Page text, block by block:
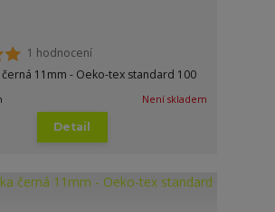
1 hodnocení
11mm - Oeko-tex standard 100
Není skladem
Detail